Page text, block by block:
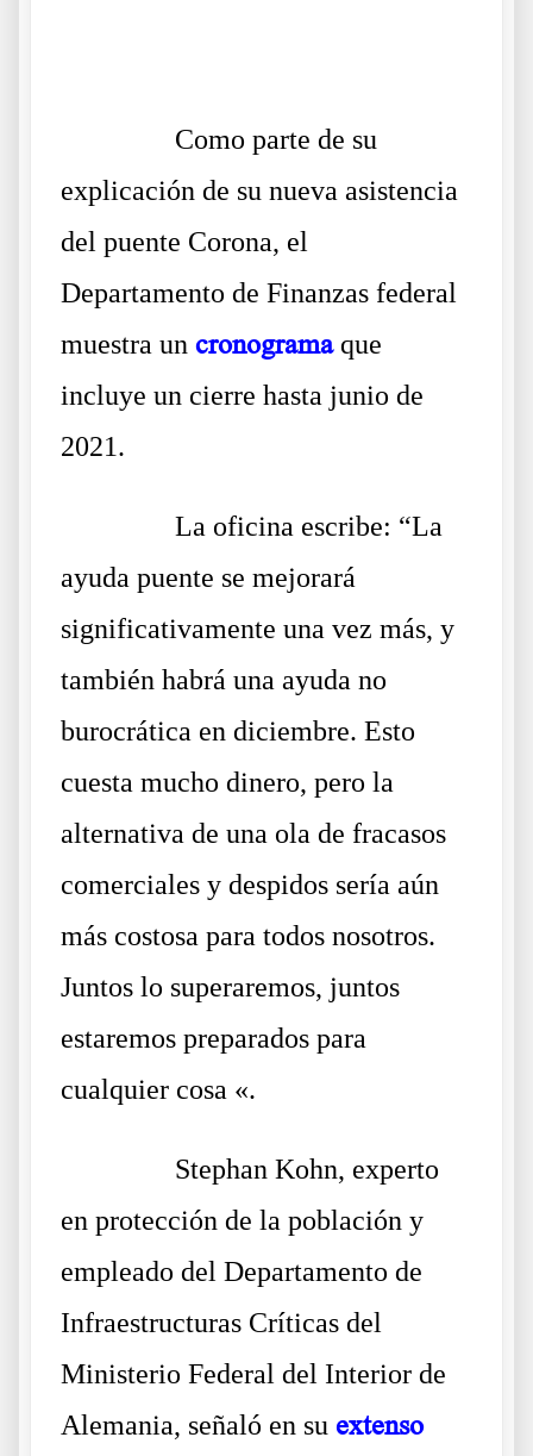
Como parte de su
explicación de su nueva asistencia
del puente Corona, el
Departamento de Finanzas federal
muestra un cronogramaque
incluye un cierre hasta junio de
2021.
La oficina escribe: “La
ayuda puente se mejorará
significativamente una vez más, y
también habrá una ayuda no
burocrática en diciembre. Esto
cuesta mucho dinero, pero la
alternativa de una ola de fracasos
comerciales y despidos sería aún
más costosa para todos nosotros.
Juntos lo superaremos, juntos
estaremos preparados para
cualquier cosa «.
Stephan Kohn, experto
en protección de la población y
empleado del Departamento de
Infraestructuras Críticas del
Ministerio Federal del Interior de
Alemania, señaló en su extenso